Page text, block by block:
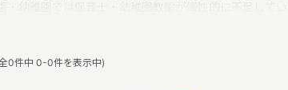
0件中 0-0件を表示中)